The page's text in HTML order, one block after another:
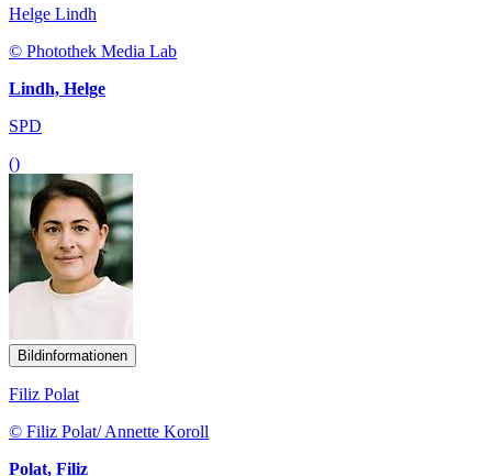
Helge Lindh
© Photothek Media Lab
Lindh, Helge
SPD
()
Bildinformationen
Filiz Polat
© Filiz Polat/ Annette Koroll
Polat, Filiz